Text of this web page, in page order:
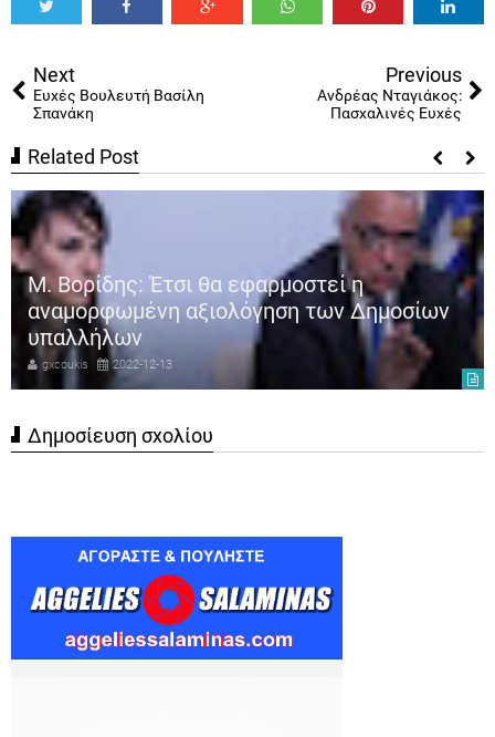
Next
Ευχές Βουλευτή Βασίλη
Σπανάκη
Previous
Ανδρέας Νταγιάκος:
Πασχαλινές Ευχές
Related Post
Μ. Βορίδης: Έτσι θα εφαρμοστεί η
αναμορφωμένη αξιολόγηση των Δημοσίων
υπαλλήλων
gxcoukis 2022-12-13
Δημοσίευση σχολίου